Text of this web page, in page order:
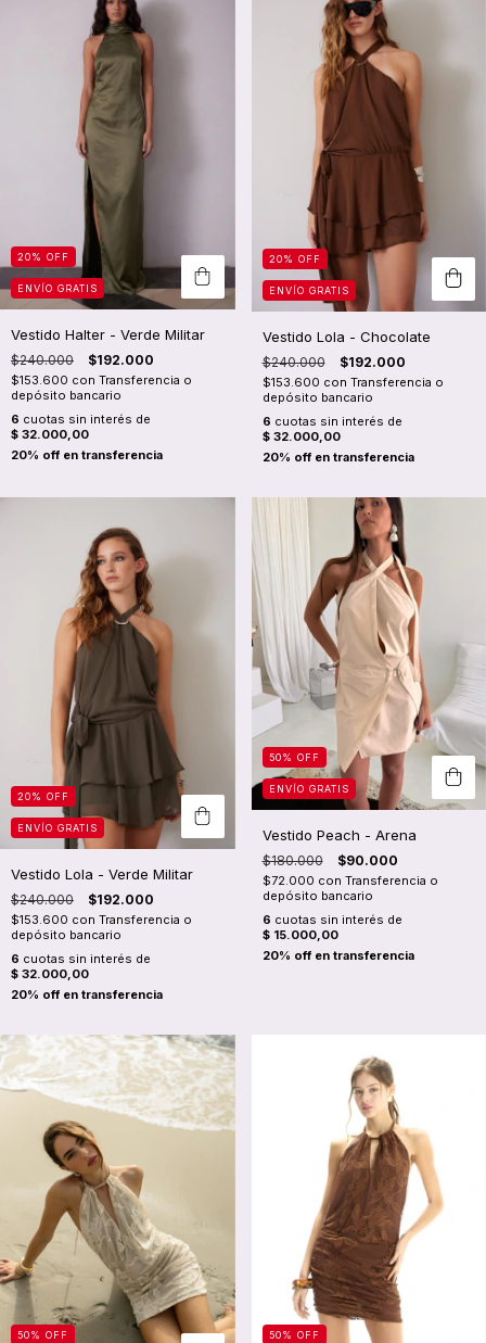
20% OFF
ENVÍO GRATIS
Vestido Halter - Verde Militar
$240.000 $192.000
$153.600 con Transferencia o
depósito bancario
6 cuotas sin interés de
$ 32.000,00
20% OFF
ENVÍO GRATIS
Vestido Lola - Chocolate
$240.000 $192.000
$153.600 con Transferencia o
depósito bancario
6 cuotas sin interés de
$ 32.000,00
20% OFF
ENVÍO GRATIS
Vestido Lola - Verde Militar
$240.000 $192.000
$153.600 con Transferencia o
depósito bancario
6 cuotas sin interés de
$ 32.000,00
50% OFF
ENVÍO GRATIS
Vestido Peach - Arena
$180.000 $90.000
$72.000 con Transferencia o
depósito bancario
6 cuotas sin interés de
$ 15.000,00
50% OFF 50% OFF